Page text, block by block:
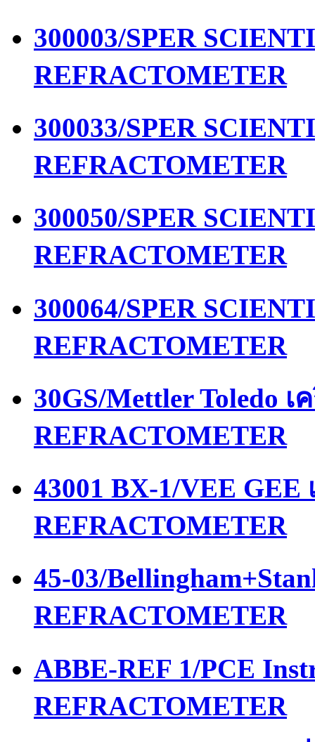
300003/SPER
REFRACTOMETER
300033/SPER
REFRACTOMETER
300050/SPER
REFRACTOMETER
300064/SPER
REFRACTOMETER
30GS/Mettler Toledo
REFRACTOMETER
43001 BX-1/VEE
REFRACTOMETER
45-03/
REFRACTOMETER
ABBE-REF 1/PCE
REFRACTOMETER